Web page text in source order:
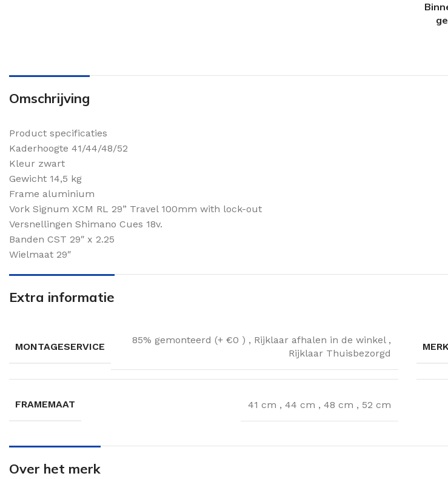
Omschrijving
Product specificaties
Kaderhoogte 41/44/48/52
Kleur zwart
Gewicht 14,5 kg
Frame aluminium
Vork Signum XCM RL 29” Travel 100mm with lock-out
Versnellingen Shimano Cues 18v.
Banden CST 29″ x 2.25
Wielmaat 29″
Extra informatie
MONTAGESERVICE
85% gemonteerd (+ €0 ) , Rijklaar afhalen in de winkel ,
Rijklaar Thuisbezorgd
MERK
FRAMEMAAT 41 cm , 44 cm , 48 cm , 52 cm
Over het merk